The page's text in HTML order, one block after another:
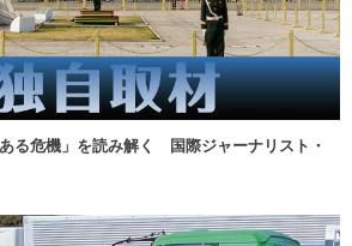
ある危機」を読み解く 国際ジャーナリスト・